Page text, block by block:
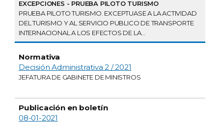
EXCEPCIONES - PRUEBA PILOTO TURISMO
PRUEBA PILOTO TURISMO. EXCEPTUASE A LA ACTIVIDAD
DEL TURISMO Y AL SERVICIO PUBLICO DE TRANSPORTE
INTERNACIONAL A LOS EFECTOS DE LA...
Decisión Administrativa 2 / 2021
JEFATURA DE GABINETE DE MINISTROS
08-01-2021